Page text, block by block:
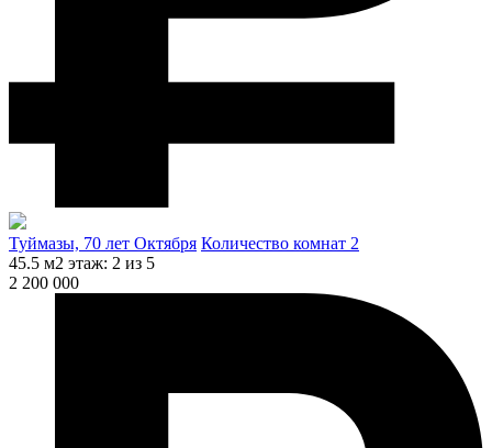
Туймазы, 70 лет Октября Количество комнат 2
45.5 м2 этаж: 2 из 5
2 200 000